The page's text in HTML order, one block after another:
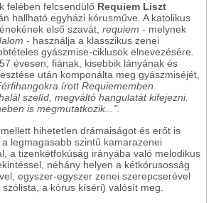
felében felcsendülő Requiem Liszt
hallható egyházi kórusműve. A katolikus
első szavát, requiem - melynek
- használja a klasszikus zenei
gyászmise-ciklusok elnevezésére.
évesen, fiának, kisebbik lányának és
után komponálta meg gyászmiséjét,
írott Requiememben
szelíd, megváltó hangulatát kifejezni.
is megmutatkozik...".
hihetetlen drámaiságot és erőt is
legmagasabb szintű kamarazenei
a tizenkétfokúság irányába való melodikus
néhány helyen a kétkórusosság
egyszer-egyszer zenei szerepcserével
a kórus kíséri) valósít meg.